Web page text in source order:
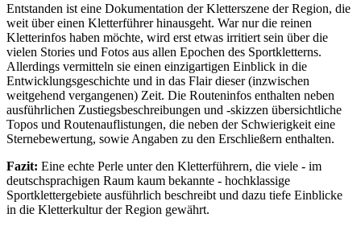
Entstanden ist eine Dokumentation der Kletterszene der Region, die
weit über einen Kletterführer hinausgeht. War nur die reinen
Kletterinfos haben möchte, wird erst etwas irritiert sein über die
vielen Stories und Fotos aus allen Epochen des Sportkletterns.
Allerdings vermitteln sie einen einzigartigen Einblick in die
Entwicklungsgeschichte und in das Flair dieser (inzwischen
weitgehend vergangenen) Zeit. Die Routeninfos enthalten neben
ausführlichen Zustiegsbeschreibungen und -skizzen übersichtliche
Topos und Routenauflistungen, die neben der Schwierigkeit eine
Sternebewertung, sowie Angaben zu den Erschließern enthalten.
Fazit: Eine echte Perle unter den Kletterführern, die viele - im
deutschsprachigen Raum kaum bekannte - hochklassige
Sportklettergebiete ausführlich beschreibt und dazu tiefe Einblicke
in die Kletterkultur der Region gewährt.